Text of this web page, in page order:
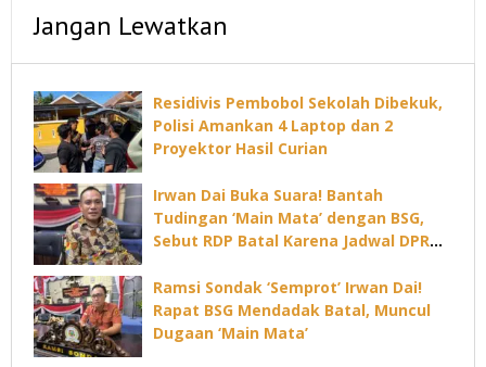
Jangan Lewatkan
Residivis Pembobol Sekolah Dibekuk,
Polisi Amankan 4 Laptop dan 2
Proyektor Hasil Curian
Irwan Dai Buka Suara! Bantah
Tudingan ‘Main Mata’ dengan BSG,
Sebut RDP Batal Karena Jadwal DPRD
Ramsi Sondak ‘Semprot’ Irwan Dai!
Rapat BSG Mendadak Batal, Muncul
Dugaan ‘Main Mata’